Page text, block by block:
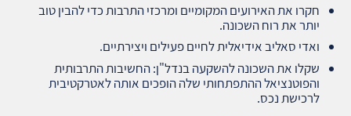
חקרו את האירועים המקומיים ומרכזי התרבות כדי להבין טוב
יותר את רוח השכונה.
ואדי סאליב אידיאלית לחיים פעילים ויצירתיים.
שקלו את השכונה להשקעה בנדל"ן: החשיבות התרבותית
והפוטנציאל ההתפתחותי שלה הופכים אותה לאטרקטיבית
לרכישת נכס.